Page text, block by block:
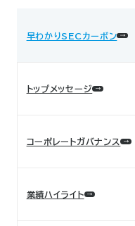
早わかりSECカーボン
トップメッセージ
コーポレートガバナンス
業績ハイライト